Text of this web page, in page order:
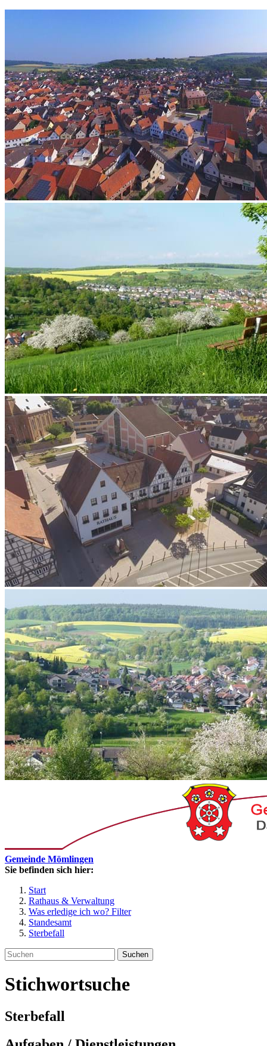
Gemeinde Mömlingen
Sie befinden sich hier:
Start
Rathaus & Verwaltung
Was erledige ich wo? Filter
Standesamt
Sterbefall
Suchen
Stichwortsuche
Sterbefall